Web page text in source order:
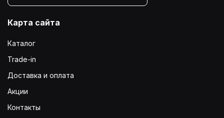
Карта сайта
Каталог
Trade-in
Доставка и оплата
Акции
Контакты